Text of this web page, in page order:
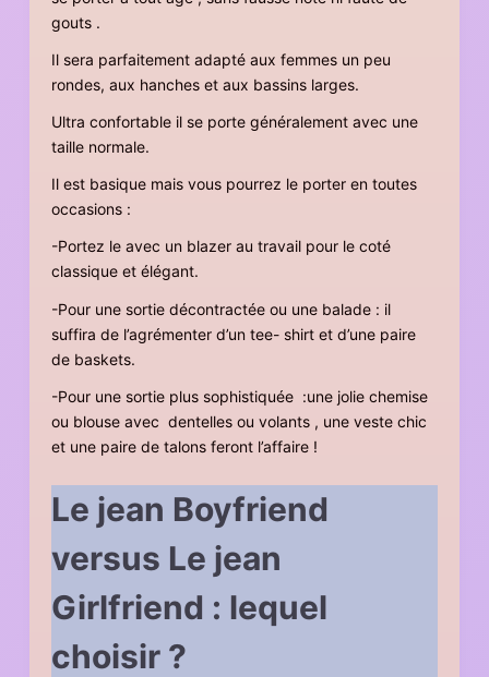
gouts .
Il sera parfaitement adapté aux femmes un peu
rondes, aux hanches et aux bassins larges.
Ultra confortable il se porte généralement avec une
taille normale.
Il est basique mais vous pourrez le porter en toutes
occasions :
-Portez le avec un blazer au travail pour le coté
classique et élégant.
-Pour une sortie décontractée ou une balade : il
suffira de l’agrémenter d’un tee- shirt et d’une paire
de baskets.
-Pour une sortie plus sophistiquée :une jolie chemise
ou blouse avec dentelles ou volants , une veste chic
et une paire de talons feront l’affaire !
Le jean Boyfriend
versus Le jean
Girlfriend : lequel
choisir ?